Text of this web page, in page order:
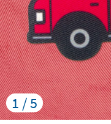
1 / 5